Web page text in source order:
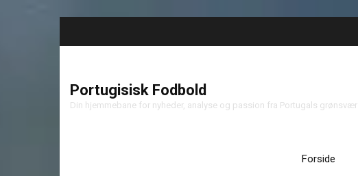
Portugisisk Fodbold
Din hjemmebane for nyheder, analyse og passion fra Portugals grønsvær
Forside